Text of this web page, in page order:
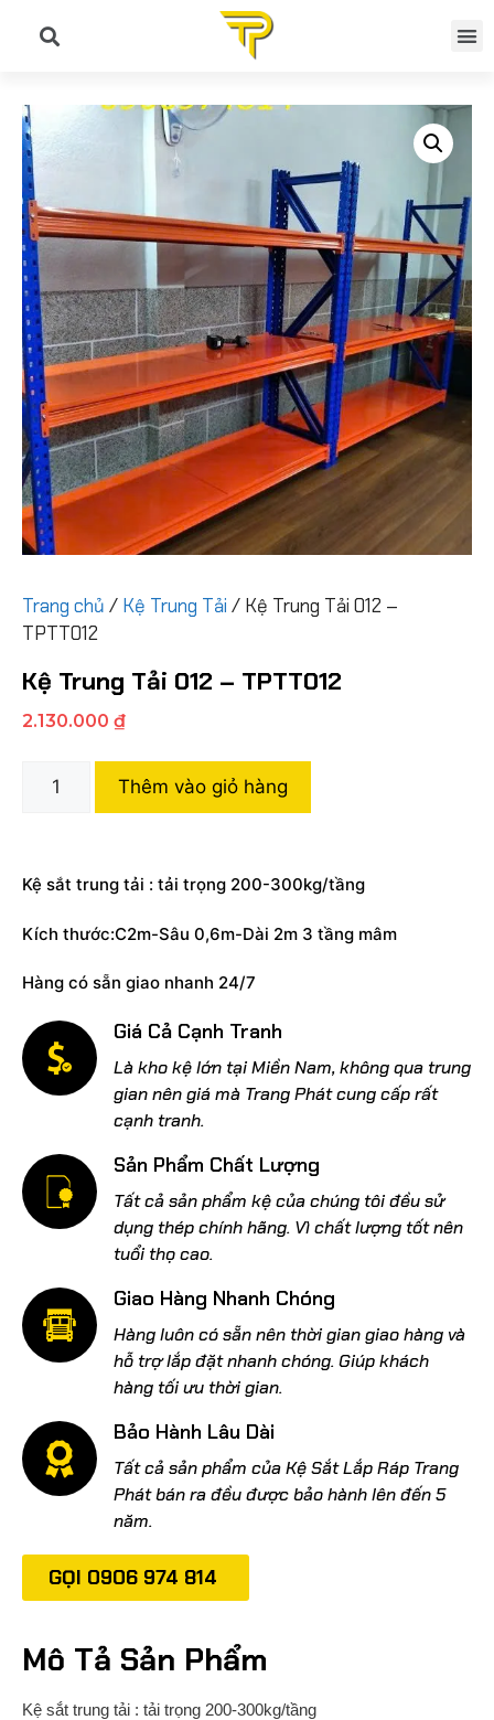
Trang chủ / Kệ Trung Tải / Kệ Trung Tải 012 –
TPTT012
Kệ Trung Tải 012 – TPTT012
2.130.000 ₫
Thêm vào giỏ hàng
Kệ sắt trung tải : tải trọng 200-300kg/tầng
Kích thước:C2m-Sâu 0,6m-Dài 2m 3 tầng mâm
Hàng có sẵn giao nhanh 24/7
Giá Cả Cạnh Tranh
Là kho kệ lớn tại Miền Nam, không qua trung
gian nên giá mà Trang Phát cung cấp rất
cạnh tranh.
Sản Phẩm Chất Lượng
Tất cả sản phẩm kệ của chúng tôi đều sử
dụng thép chính hãng. Vì chất lượng tốt nên
tuổi thọ cao.
Giao Hàng Nhanh Chóng
Hàng luôn có sẵn nên thời gian giao hàng và
hỗ trợ lắp đặt nhanh chóng. Giúp khách
hàng tối ưu thời gian.
Bảo Hành Lâu Dài
Tất cả sản phẩm của Kệ Sắt Lắp Ráp Trang
Phát bán ra đều được bảo hành lên đến 5
năm.
GỌI 0906 974 814
Mô Tả Sản Phẩm
Kệ sắt trung tải : tải trọng 200-300kg/tầng